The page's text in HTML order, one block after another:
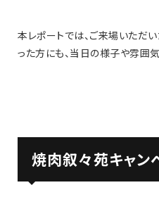
本レポートでは、ご来場いただ
った方にも、当日の様子や雰囲
焼肉叙々苑キャン